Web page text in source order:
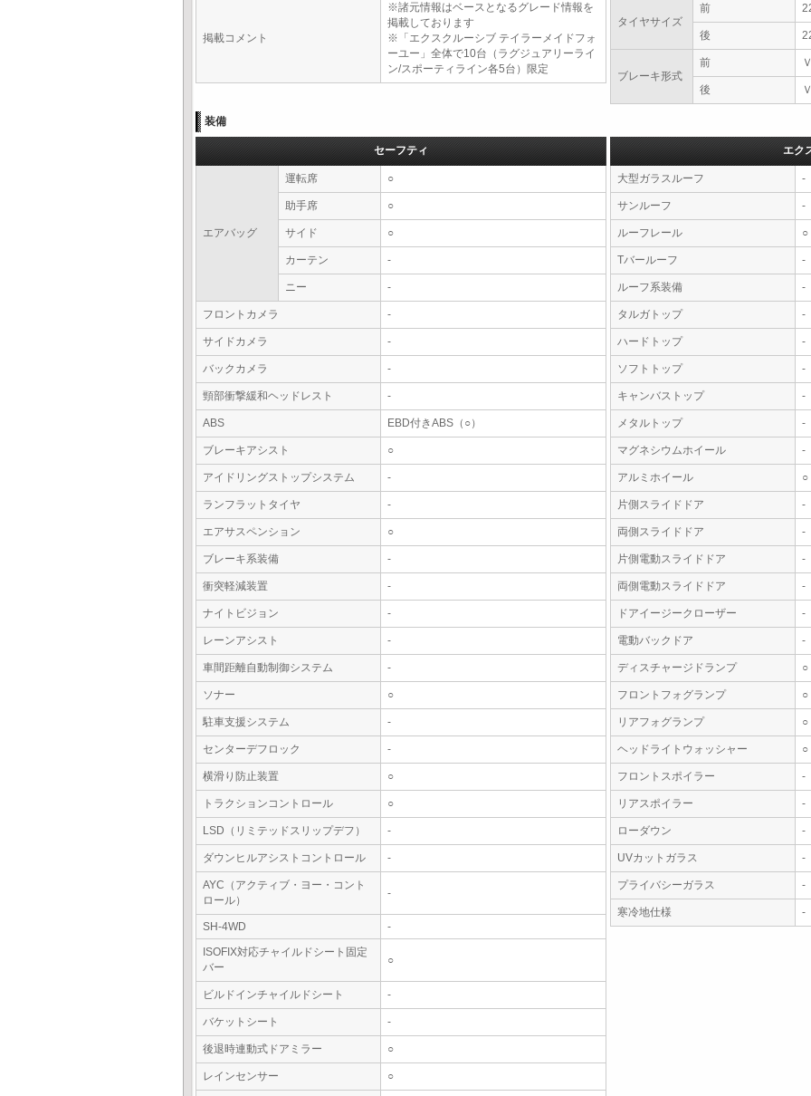
掲載コメント
※諸元情報はベースとなるグレード情報を
掲載しております
※「エクスクルーシブ テイラーメイドフォ
ーユー」全体で10台（ラグジュアリーライ
ン/スポーティライン各5台）限定
タイヤサイズ
前
後
ブレーキ形式
前
後
装備
セーフティ
エアバッグ
運転席 ○
助手席 ○
サイド ○
カーテン -
ニー -
フロントカメラ -
サイドカメラ -
バックカメラ -
頸部衝撃緩和ヘッドレスト -
ABS EBD付きABS（○）
ブレーキアシスト ○
アイドリングストップシステム -
ランフラットタイヤ -
エアサスペンション ○
ブレーキ系装備 -
衝突軽減装置 -
ナイトビジョン -
レーンアシスト -
車間距離自動制御システム -
ソナー ○
駐車支援システム -
センターデフロック -
横滑り防止装置 ○
トラクションコントロール ○
LSD（リミテッドスリップデフ） -
ダウンヒルアシストコントロール -
AYC（アクティブ・ヨー・コント
ロール）
-
SH-4WD
-
ISOFIX対応チャイルドシート固定
バー
○
ビルドインチャイルドシート -
バケットシート -
後退時連動式ドアミラー ○
レインセンサー ○
エク
大型ガラスルーフ -
サンルーフ -
ルーフレール ○
Tバールーフ -
ルーフ系装備 -
タルガトップ -
ハードトップ -
ソフトトップ -
キャンバストップ -
メタルトップ -
マグネシウムホイール -
アルミホイール ○
片側スライドドア -
両側スライドドア -
片側電動スライドドア -
両側電動スライドドア -
ドアイージークローザー -
電動バックドア -
ディスチャージドランプ ○
フロントフォグランプ ○
リアフォグランプ ○
ヘッドライトウォッシャー ○
フロントスポイラー -
リアスポイラー -
ローダウン -
UVカットガラス -
プライバシーガラス -
寒冷地仕様 -